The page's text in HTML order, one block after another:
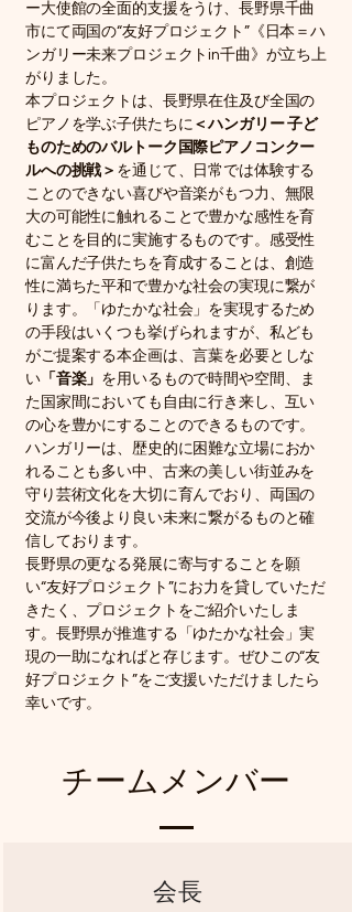
ー大使館の全面的支援をうけ、長野県千曲
市にて両国の“友好プロジェクト”《日本＝ハ
ンガリー未来プロジェクトin千曲》が立ち上
がりました。
本プロジェクトは、長野県在住及び全国の
ピアノを学ぶ子供たちに ＜ハンガリー 子ど
ものためのバルトーク国際ピアノコンクー
ルへの挑戦＞ を通じて、日常では体験する
ことのできない喜びや音楽がもつ力、無限
大の可能性に触れることで豊かな感性を育
むことを目的に実施するものです。感受性
に富んだ子供たちを育成することは、創造
性に満ちた平和で豊かな社会の実現に繋が
ります。「ゆたかな社会」を実現するため
の手段はいくつも挙げられますが、私ども
がご提案する本企画は、言葉を必要としな
い「音楽」 を用いるもので時間や空間、ま
た国家間においても自由に行き来し、互い
の心を豊かにすることのできるものです。
ハンガリーは、歴史的に困難な立場におか
れることも多い中、古来の美しい街並みを
守り芸術文化を大切に育んでおり、両国の
交流が今後より良い未来に繋がるものと確
信しております。
長野県の更なる発展に寄与することを願
い“友好プロジェクト”にお力を貸していただ
きたく、プロジェクトをご紹介いたしま
す。長野県が推進する「ゆたかな社会」実
現の一助になればと存じます。ぜひこの“友
好プロジェクト”をご支援いただけましたら
幸いです。
チームメンバー
会長